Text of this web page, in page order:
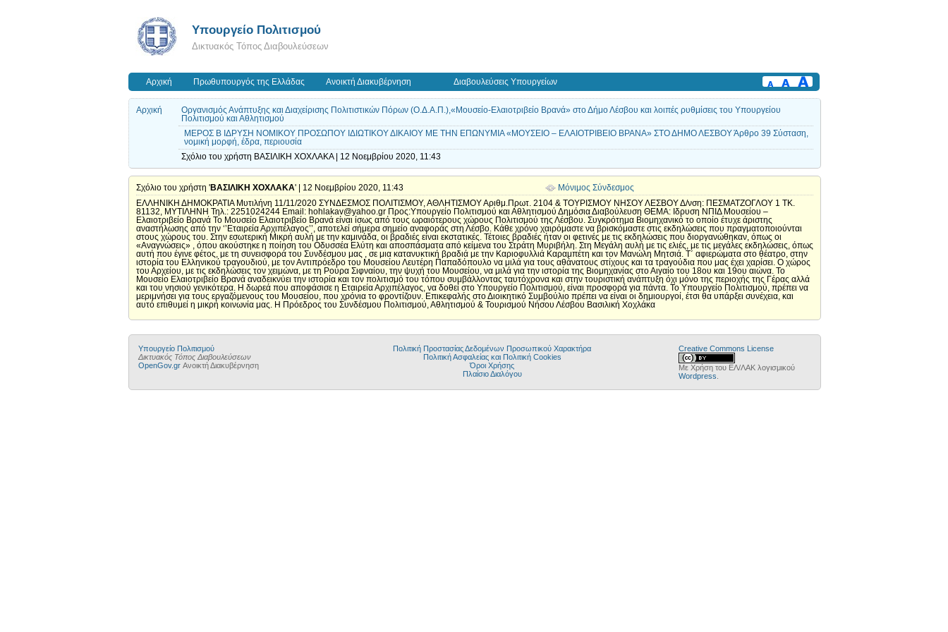
Υπουργείο Πολιτισμού
Δικτυακός Τόπος Διαβουλεύσεων
Αρχική Πρωθυπουργός της Ελλάδας Ανοικτή Διακυβέρνηση Διαβουλεύσεις Υπουργείων
Αρχική
Οργανισμός Ανάπτυξης και Διαχείρισης Πολιτιστικών Πόρων (Ο.Δ.Α.Π.),«Μουσείο-Ελαιοτριβείο Βρανά» στο Δήμο Λέσβου και λοιπές ρυθμίσεις του Υπουργείου
Πολιτισμού και Αθλητισμού
ΜΕΡΟΣ Β ΙΔΡΥΣΗ ΝΟΜΙΚΟΥ ΠΡΟΣΩΠΟΥ ΙΔΙΩΤΙΚΟΥ ΔΙΚΑΙΟΥ ΜΕ ΤΗΝ ΕΠΩΝΥΜΙΑ «ΜΟΥΣΕΙΟ – ΕΛΑΙΟΤΡΙΒΕΙΟ ΒΡΑΝΑ» ΣΤΟ ΔΗΜΟ ΛΕΣΒΟΥ Άρθρο 39 Σύσταση,
νομική μορφή, έδρα, περιουσία
Σχόλιο του χρήστη ΒΑΣΙΛΙΚΗ ΧΟΧΛΑΚΑ | 12 Νοεμβρίου 2020, 11:43
Σχόλιο του χρήστη 'ΒΑΣΙΛΙΚΗ ΧΟΧΛΑΚΑ' | 12 Νοεμβρίου 2020, 11:43
Μόνιμος Σύνδεσμος
ΕΛΛΗΝΙΚΗ ΔΗΜΟΚΡΑΤΙΑ Μυτιλήνη 11/11/2020 ΣΥΝΔΕΣΜΟΣ ΠΟΛΙΤΙΣΜΟΥ, ΑΘΛΗΤΙΣΜΟΥ Αριθμ.Πρωτ. 2104 & ΤΟΥΡΙΣΜΟΥ ΝΗΣΟΥ ΛΕΣΒΟΥ Δ/νση: ΠΕΣΜΑΤΖΟΓΛΟΥ 1 ΤΚ.
81132, ΜΥΤΙΛΗΝΗ Τηλ.: 2251024244 Email: hohlakav@yahoo.gr Προς:Υπουργείο Πολιτισμού και Αθλητισμού Δημόσια Διαβούλευση ΘΕΜΑ: Ιδρυση ΝΠΙΔ Μουσείου –
Ελαιοτριβείο Βρανά Το Μουσείο Ελαιοτριβείο Βρανά είναι ίσως από τους ωραιότερους χώρους Πολιτισμού της Λέσβου. Συγκρότημα Βιομηχανικό το οποίο έτυχε άριστης
αναστήλωσης από την ‘’Εταιρεία Αρχιπέλαγος’’, αποτελεί σήμερα σημείο αναφοράς στη Λέσβο. Κάθε χρόνο χαιρόμαστε να βρισκόμαστε στις εκδηλώσεις που πραγματοποιούνται
στους χώρους του. Στην εσωτερική Μικρή αυλή με την καμινάδα, οι βραδιές είναι εκστατικές. Τέτοιες βραδιές ήταν οι φετινές με τις εκδηλώσεις που διοργανώθηκαν, όπως οι
«Αναγνώσεις» , όπου ακούστηκε η ποίηση του Οδυσσέα Ελύτη και αποσπάσματα από κείμενα του Στράτη Μυριβήλη. Στη Μεγάλη αυλή με τις ελιές, με τις μεγάλες εκδηλώσεις, όπως
αυτή που έγινε φέτος, με τη συνεισφορά του Συνδέσμου μας , σε μια κατανυκτική βραδιά με την Καριοφυλλιά Καραμπέτη και τον Μανώλη Μητσιά. Τ΄ αφιερώματα στο θέατρο, στην
ιστορία του Ελληνικού τραγουδιού, με τον Αντιπρόεδρο του Μουσείου Λευτέρη Παπαδόπουλο να μιλά για τους αθάνατους στίχους και τα τραγούδια που μας έχει χαρίσει. Ο χώρος
του Αρχείου, με τις εκδηλώσεις τον χειμώνα, με τη Ρούρα Σιφναίου, την ψυχή του Μουσείου, να μιλά για την ιστορία της Βιομηχανίας στο Αιγαίο του 18ου και 19ου αιώνα. Το
Μουσείο Ελαιοτριβείο Βρανά αναδεικνύει την ιστορία και τον πολιτισμό του τόπου συμβάλλοντας ταυτόχρονα και στην τουριστική ανάπτυξη όχι μόνο της περιοχής της Γέρας αλλά
και του νησιού γενικότερα. Η δωρεά που αποφάσισε η Εταιρεία Αρχιπέλαγος, να δοθεί στο Υπουργείο Πολιτισμού, είναι προσφορά για πάντα. Το Υπουργείο Πολιτισμού, πρέπει να
μεριμνήσει για τους εργαζόμενους του Μουσείου, που χρόνια το φροντίζουν. Επικεφαλής στο Διοικητικό Συμβούλιο πρέπει να είναι οι δημιουργοί, έτσι θα υπάρξει συνέχεια, και
αυτό επιθυμεί η μικρή κοινωνία μας. Η Πρόεδρος του Συνδέσμου Πολιτισμού, Αθλητισμού & Τουρισμού Νήσου Λέσβου Βασιλική Χοχλάκα
Υπουργείο Πολιτισμού
Δικτυακός Τόπος Διαβουλεύσεων
OpenGov.gr Ανοικτή Διακυβέρνηση
Πολιτική Προστασίας Δεδομένων Προσωπικού Χαρακτήρα
Πολιτική Ασφαλείας και Πολιτική Cookies
Όροι Χρήσης
Πλαίσιο Διαλόγου
Creative Commons License
Με Χρήση του ΕΛ/ΛΑΚ λογισμικού
Wordpress